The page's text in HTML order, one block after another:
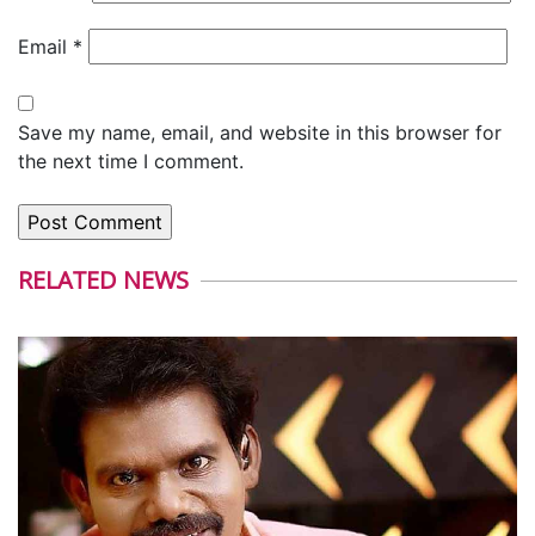
Email *
Save my name, email, and website in this browser for
the next time I comment.
RELATED NEWS